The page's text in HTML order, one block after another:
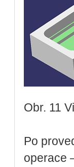
Obr. 11
Po
operace